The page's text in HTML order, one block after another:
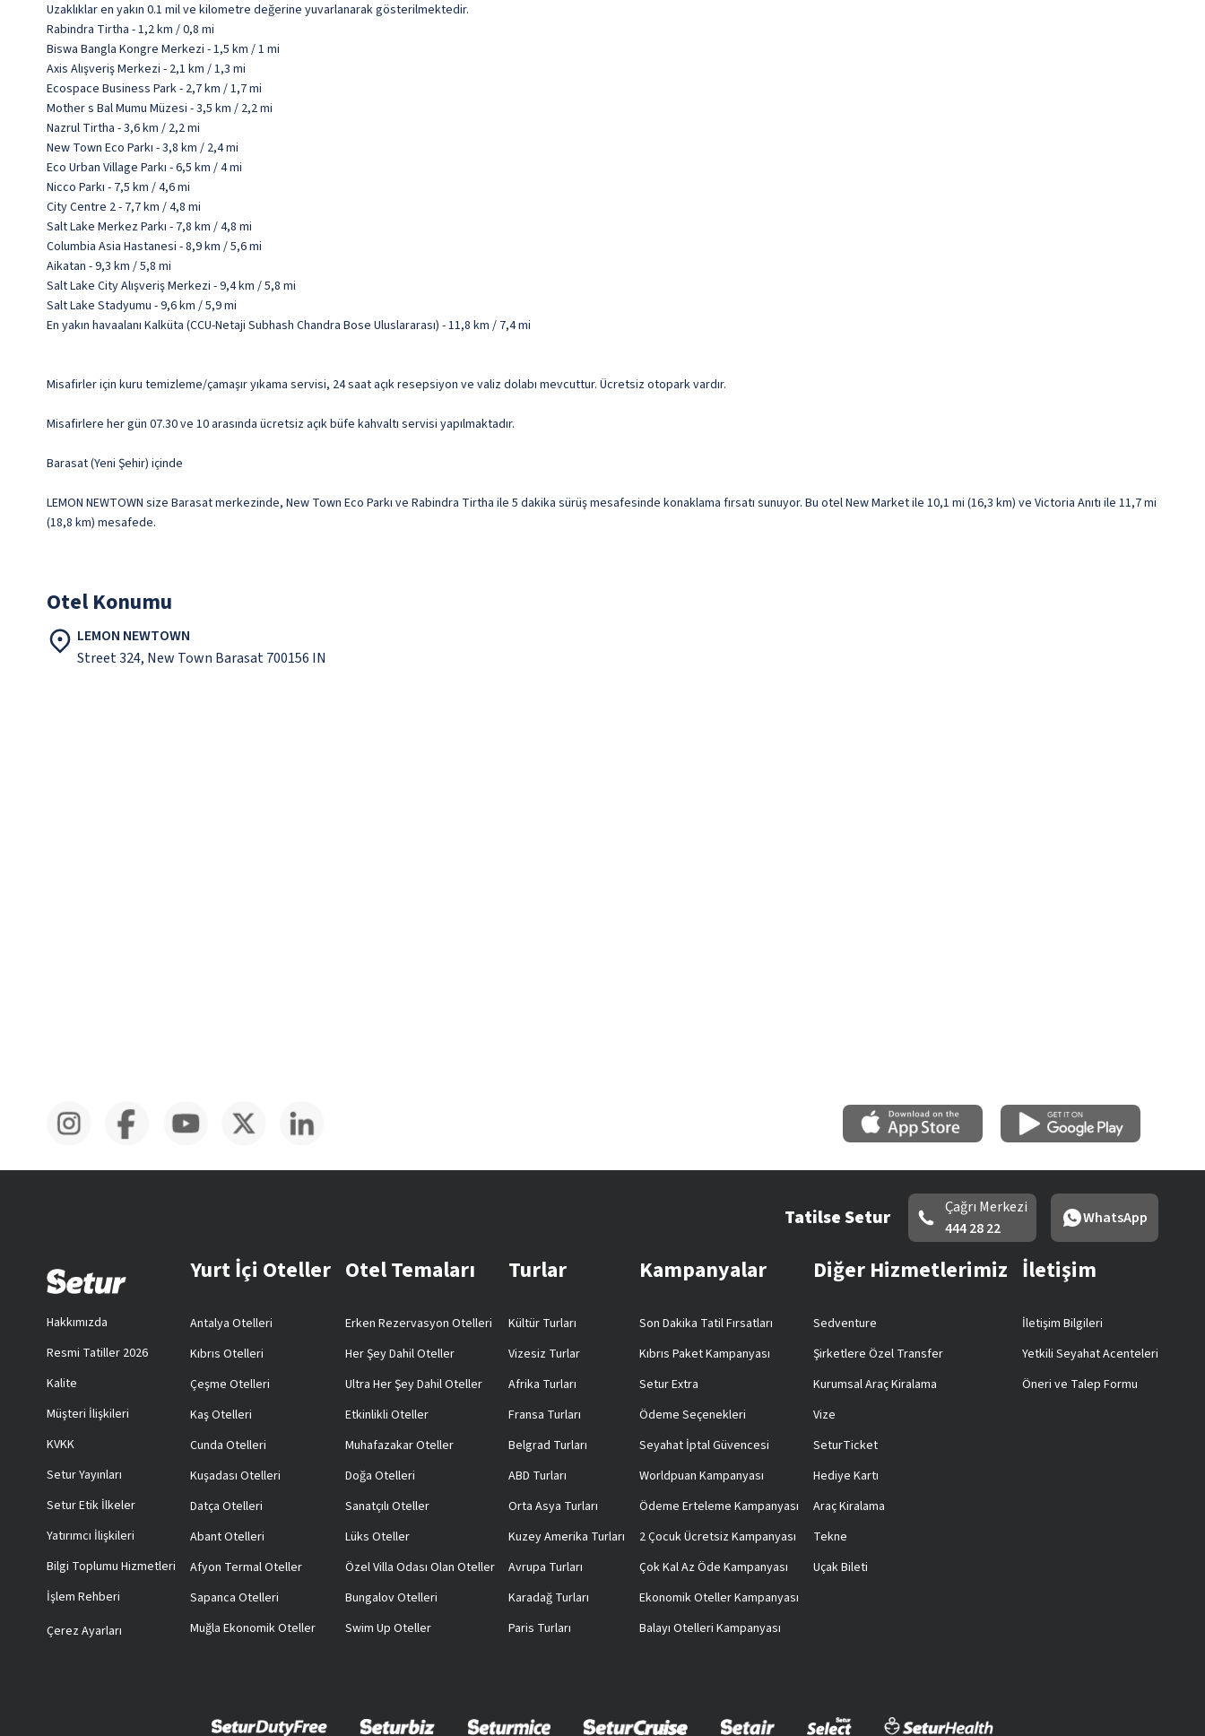
Uzaklıklar en yakın 0.1 mil ve kilometre değerine yuvarlanarak gösterilmektedir.
Rabindra Tirtha - 1,2 km / 0,8 mi
Biswa Bangla Kongre Merkezi - 1,5 km / 1 mi
Axis Alışveriş Merkezi - 2,1 km / 1,3 mi
Ecospace Business Park - 2,7 km / 1,7 mi
Mother s Bal Mumu Müzesi - 3,5 km / 2,2 mi
Nazrul Tirtha - 3,6 km / 2,2 mi
New Town Eco Parkı - 3,8 km / 2,4 mi
Eco Urban Village Parkı - 6,5 km / 4 mi
Nicco Parkı - 7,5 km / 4,6 mi
City Centre 2 - 7,7 km / 4,8 mi
Salt Lake Merkez Parkı - 7,8 km / 4,8 mi
Columbia Asia Hastanesi - 8,9 km / 5,6 mi
Aikatan - 9,3 km / 5,8 mi
Salt Lake City Alışveriş Merkezi - 9,4 km / 5,8 mi
Salt Lake Stadyumu - 9,6 km / 5,9 mi
En yakın havaalanı Kalküta (CCU-Netaji Subhash Chandra Bose Uluslararası) - 11,8 km / 7,4 mi
Misafirler için kuru temizleme/çamaşır yıkama servisi, 24 saat açık resepsiyon ve valiz dolabı mevcuttur. Ücretsiz otopark vardır.
Misafirlere her gün 07.30 ve 10 arasında ücretsiz açık büfe kahvaltı servisi yapılmaktadır.
Barasat (Yeni Şehir) içinde
LEMON NEWTOWN size Barasat merkezinde, New Town Eco Parkı ve Rabindra Tirtha ile 5 dakika sürüş mesafesinde konaklama fırsatı sunuyor. Bu otel New Market ile 10,1 mi (16,3 km) ve Victoria Anıtı ile 11,7 mi
(18,8 km) mesafede.
Otel Konumu
LEMON NEWTOWN
Street 324, New Town Barasat 700156 IN
Tatilse Setur
Çağrı Merkezi
444 28 22
WhatsApp
Hakkımızda
Resmi Tatiller 2026
Kalite
Müşteri İlişkileri
KVKK
Setur Yayınları
Setur Etik İlkeler
Yatırımcı İlişkileri
Bilgi Toplumu Hizmetleri
İşlem Rehberi
Çerez Ayarları
Yurt İçi Oteller
Antalya Otelleri
Kıbrıs Otelleri
Çeşme Otelleri
Kaş Otelleri
Cunda Otelleri
Kuşadası Otelleri
Datça Otelleri
Abant Otelleri
Afyon Termal Oteller
Sapanca Otelleri
Muğla Ekonomik Oteller
Otel Temaları
Erken Rezervasyon Otelleri
Her Şey Dahil Oteller
Ultra Her Şey Dahil Oteller
Etkinlikli Oteller
Muhafazakar Oteller
Doğa Otelleri
Sanatçılı Oteller
Lüks Oteller
Özel Villa Odası Olan Oteller
Bungalov Otelleri
Swim Up Oteller
Turlar
Kültür Turları
Vizesiz Turlar
Afrika Turları
Fransa Turları
Belgrad Turları
ABD Turları
Orta Asya Turları
Kuzey Amerika Turları
Avrupa Turları
Karadağ Turları
Paris Turları
Kampanyalar
Son Dakika Tatil Fırsatları
Kıbrıs Paket Kampanyası
Setur Extra
Ödeme Seçenekleri
Seyahat İptal Güvencesi
Worldpuan Kampanyası
Ödeme Erteleme Kampanyası
2 Çocuk Ücretsiz Kampanyası
Çok Kal Az Öde Kampanyası
Ekonomik Oteller Kampanyası
Balayı Otelleri Kampanyası
Diğer Hizmetlerimiz
Sedventure
Şirketlere Özel Transfer
Kurumsal Araç Kiralama
Vize
SeturTicket
Hediye Kartı
Araç Kiralama
Tekne
Uçak Bileti
İletişim
İletişim Bilgileri
Yetkili Seyahat Acenteleri
Öneri ve Talep Formu